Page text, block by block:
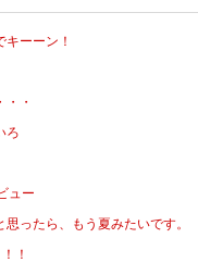
キーーン！
・
ろ
ュー
思ったら、もう夏みたいです。
！